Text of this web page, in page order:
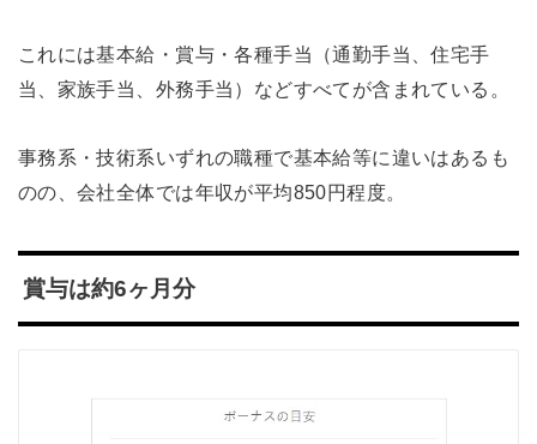
これには基本給・賞与・各種手当（通勤手当、住宅手
当、家族手当、外務手当）などすべてが含まれている。
事務系・技術系いずれの職種で基本給等に違いはあるも
のの、会社全体では年収が平均850円程度。
賞与は約6ヶ月分